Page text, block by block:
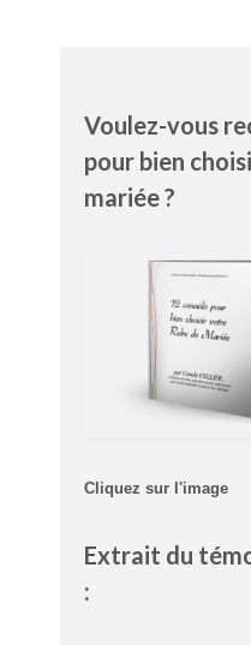
Voulez-vous
pour bien
mariée ?
Cliquez sur l'image
Extrait du
: